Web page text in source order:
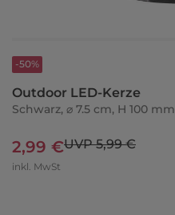
-50%
Outdoor LED-Kerze
Schwarz, ⌀ 7.5 cm, H 100 mm
2,99 €UVP 5,99 €
inkl. MwSt